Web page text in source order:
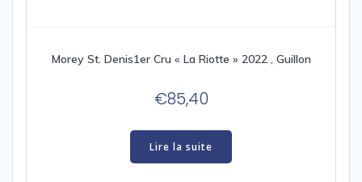
Morey St. Denis1er Cru « La Riotte » 2022 , Guillon
€85,40
Lire la suite